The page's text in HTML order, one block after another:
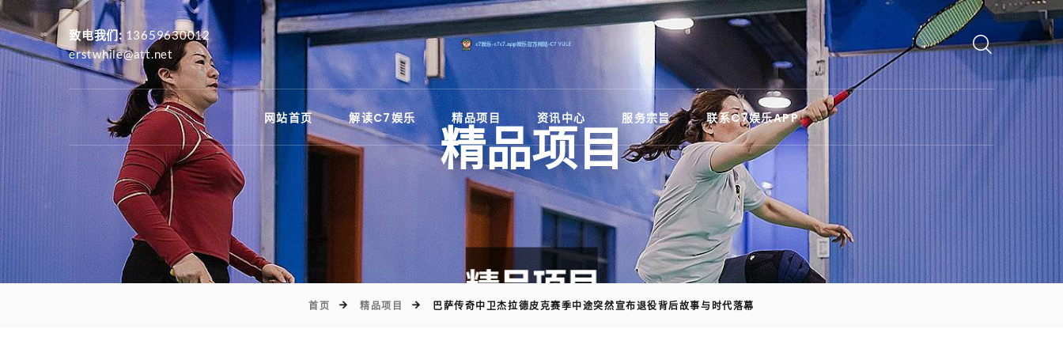
致电我们: 13659630012
erstwhile@att.net
网站首页 解读C7娱乐 精品项目 资讯中心 服务宗旨 联系C7娱乐APP
)
精品项目
首页 精品项目 巴萨传奇中卫杰拉德皮克赛季中途突然宣布退役背后故事与时代落幕